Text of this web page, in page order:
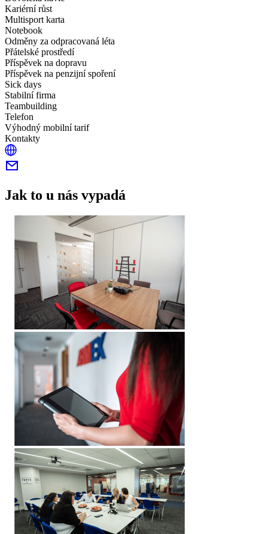
Kariérní růst
Multisport karta
Notebook
Odměny za odpracovaná léta
Přátelské prostředí
Příspěvek na dopravu
Příspěvek na penzijní spoření
Sick days
Stabilní firma
Teambuilding
Telefon
Výhodný mobilní tarif
Kontakty
Jak to u nás vypadá